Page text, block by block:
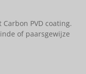
PVD coating.
of paarsgewijze